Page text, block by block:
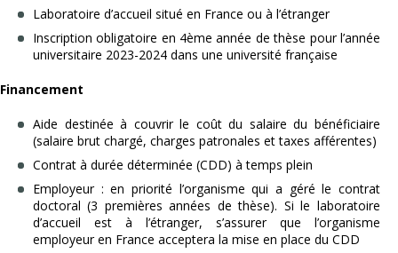
Laboratoire d’accueil situé en France ou à l’étranger
Inscription obligatoire en 4ème année de thèse pour l’année
universitaire 2023-2024 dans une université française
Financement
Aide destinée à couvrir le coût du salaire du bénéficiaire
(salaire brut chargé, charges patronales et taxes afférentes)
Contrat à durée déterminée (CDD) à temps plein
Employeur : en priorité l’organisme qui a géré le contrat
doctoral (3 premières années de thèse). Si le laboratoire
d’accueil est à l’étranger, s’assurer que l’organisme
employeur en France acceptera la mise en place du CDD